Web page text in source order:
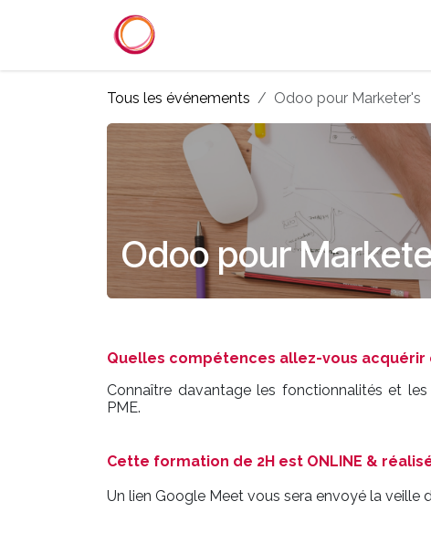
Tous les événements Odoo pour Marketer's
Odoo pour
Quelles compétences allez-vous
Connaître davantage les fonctionnalités et
PME.
Cette formation de 2H est ONLINE &
Un lien Google Meet vous sera envoyé la veille